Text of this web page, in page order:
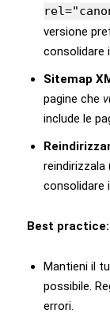
versione
consolidare i
Sitemap
pagine che
include le
reindirizzala
consolidare
Best practice:
Mantieni il
possibile.
errori.